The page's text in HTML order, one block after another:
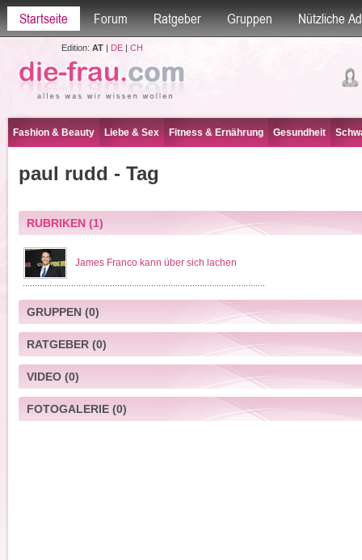
Startseite Forum Ratgeber Gruppen Nützliche
Edition: AT| DE| CH
Fashion & Beauty Liebe & Sex Fitness & Ernährung Gesundheit
paul rudd - Tag
RUBRIKEN(1)
James Franco kann über sich lachen
GRUPPEN(0)
RATGEBER(0)
VIDEO(0)
FOTOGALERIE(0)